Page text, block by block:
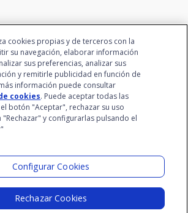
cookies propias y de terceros con la
su navegación, elaborar información
sus preferencias, analizar sus
y remitirle publicidad en función de
información puede consultar
cookies. Puede aceptar todas las
botón "Aceptar", rechazar su uso
y configurarlas pulsando el
Configurar Cookies
Rechazar Cookies